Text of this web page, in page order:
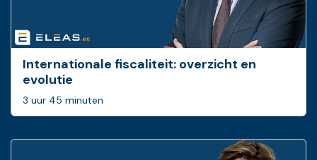
Internationale fiscaliteit: overzicht en
evolutie
3 uur 45 minuten